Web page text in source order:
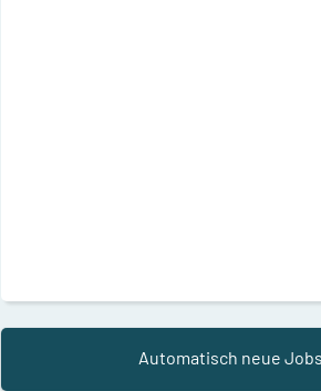
Automatisch neue